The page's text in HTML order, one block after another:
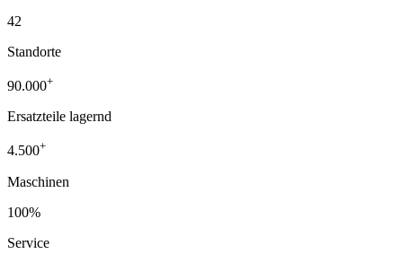
42
Standorte
90.000+
Ersatzteile lagernd
4.500+
Maschinen
100%
Service